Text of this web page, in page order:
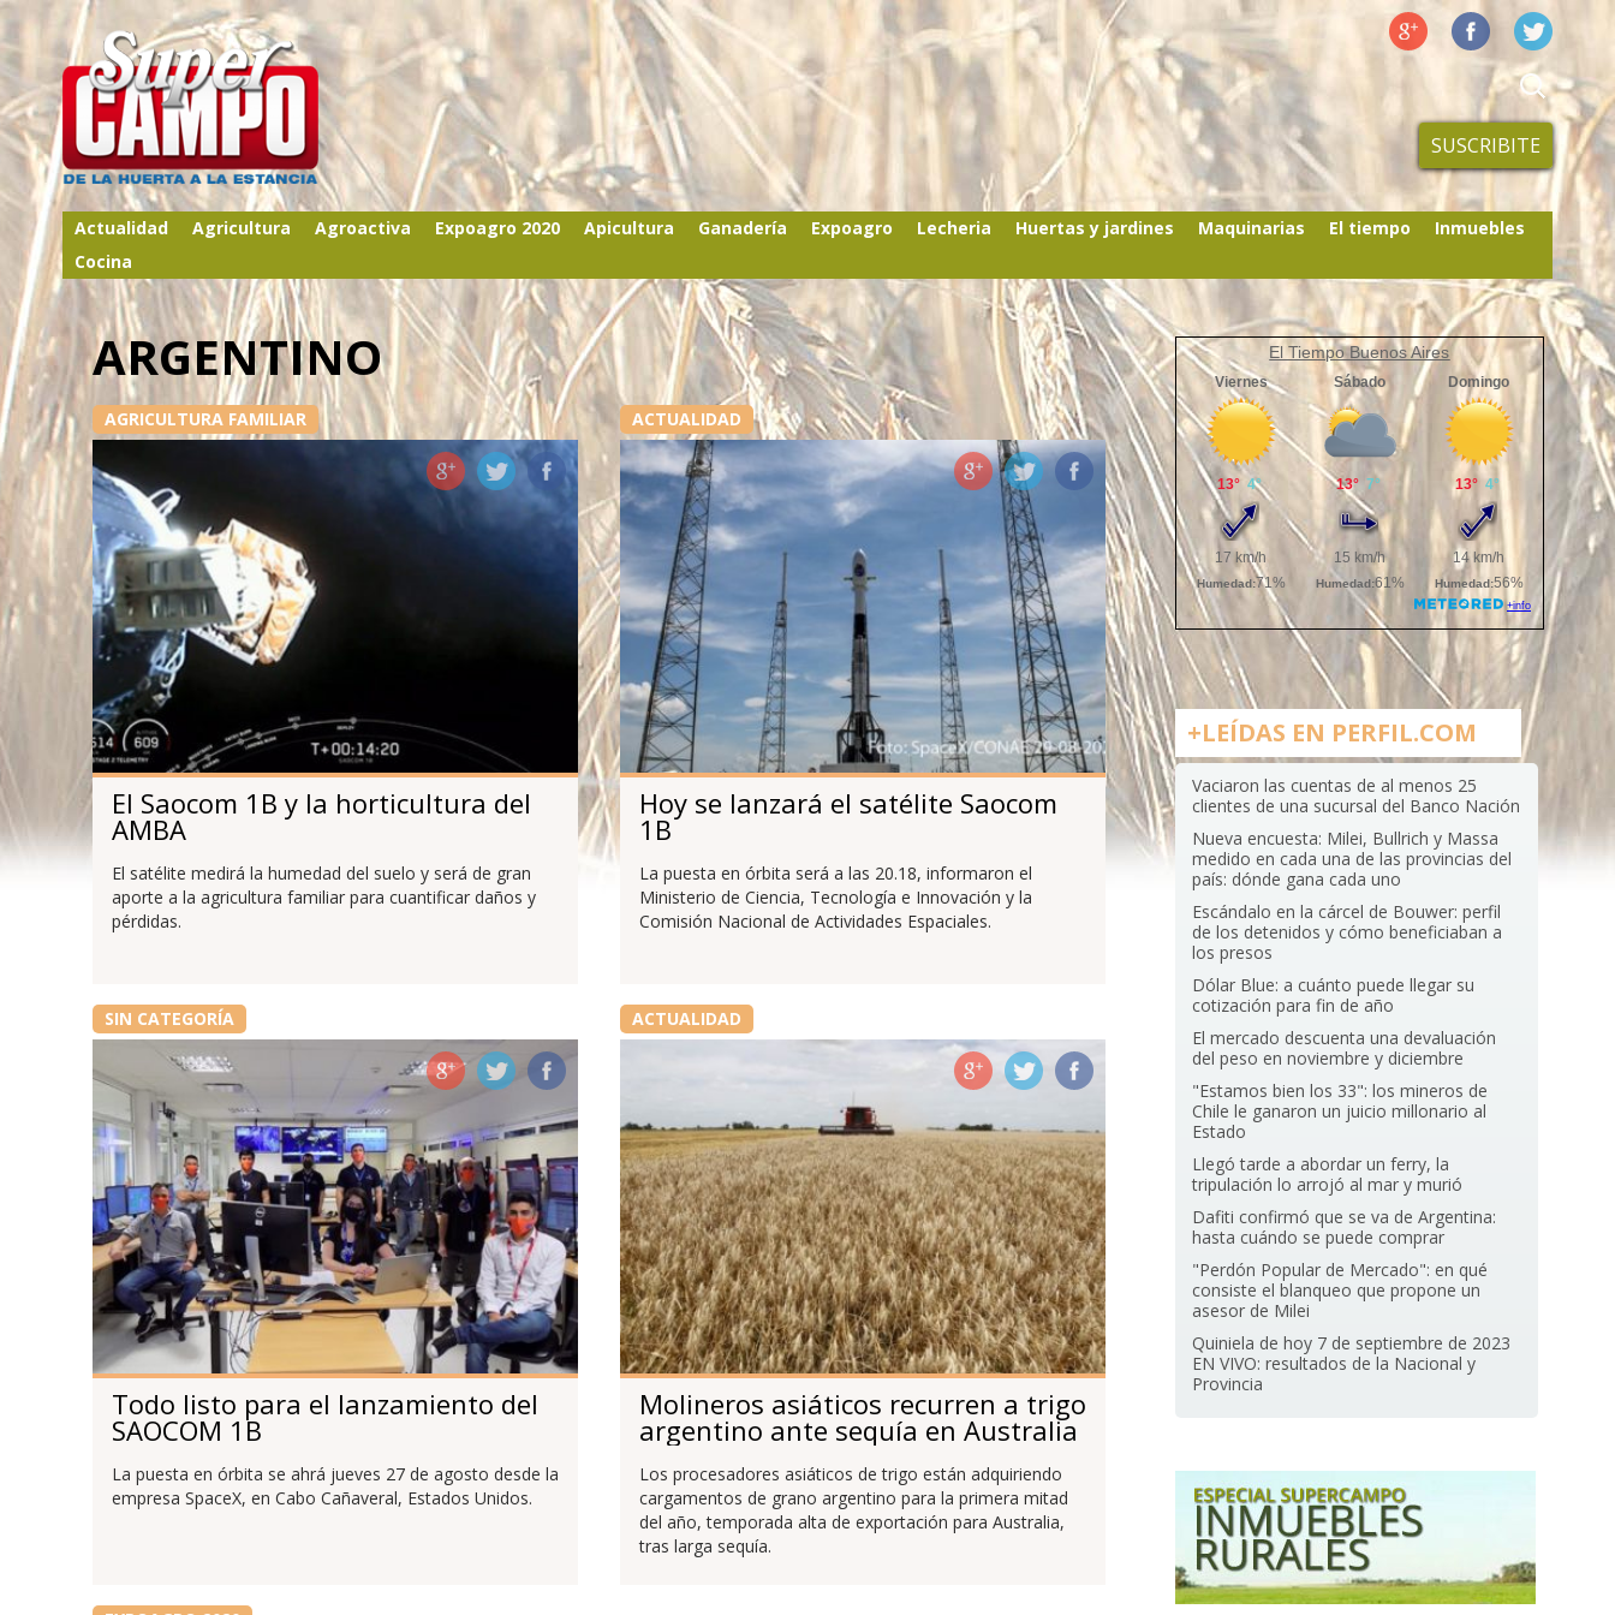
SUSCRIBITE
Actualidad Agricultura Agroactiva Expoagro 2020 Apicultura Ganadería Expoagro Lecheria Huertas y jardines Maquinarias El tiempo
Inmuebles
Cocina
ARGENTINO
AGRICULTURA FAMILIAR
El Saocom 1B y la horticultura del
AMBA
El satélite medirá la humedad del suelo y será de gran
aporte a la agricultura familiar para cuantificar daños y
pérdidas.
ACTUALIDAD
Hoy se lanzará el satélite Saocom
1B
La puesta en órbita será a las 20.18, informaron el
Ministerio de Ciencia, Tecnología e Innovación y la
Comisión Nacional de Actividades Espaciales.
SIN CATEGORÍA
Todo listo para el lanzamiento del
SAOCOM 1B
La puesta en órbita se ahrá jueves 27 de agosto desde la
empresa SpaceX, en Cabo Cañaveral, Estados Unidos.
ACTUALIDAD
Molineros asiáticos recurren a trigo
argentino ante sequía en Australia
Los procesadores asiáticos de trigo están adquiriendo
cargamentos de grano argentino para la primera mitad
del año, temporada alta de exportación para Australia,
tras larga sequía.
El Tiempo Buenos Aires
+LEÍDAS EN PERFIL.COM
Vaciaron las cuentas de al menos 25
clientes de una sucursal del Banco Nación
Nueva encuesta: Milei, Bullrich y Massa
medido en cada una de las provincias del
país: dónde gana cada uno
Escándalo en la cárcel de Bouwer: perfil
de los detenidos y cómo beneficiaban a
los presos
Dólar Blue: a cuánto puede llegar su
cotización para fin de año
El mercado descuenta una devaluación
del peso en noviembre y diciembre
"Estamos bien los 33": los mineros de
Chile le ganaron un juicio millonario al
Estado
Llegó tarde a abordar un ferry, la
tripulación lo arrojó al mar y murió
Dafiti confirmó que se va de Argentina:
hasta cuándo se puede comprar
"Perdón Popular de Mercado": en qué
consiste el blanqueo que propone un
asesor de Milei
Quiniela de hoy 7 de septiembre de 2023
EN VIVO: resultados de la Nacional y
Provincia